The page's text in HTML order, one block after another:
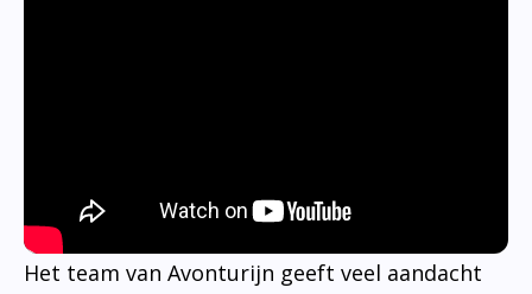
Het team van Avonturijn geeft veel aandacht